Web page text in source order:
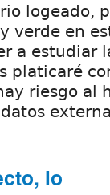
logeado,
verde en
a estudiar
platicaré
riesgo al
lo